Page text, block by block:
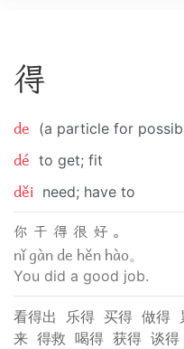
得
de (a particle for
dé to get; fit
děi need; have to
你 干 得 很 好 。
nǐ gàn de hěn hào。
You did a good job.
看得出 乐得 买得 做得
来 得救 喝得 获得 谈得